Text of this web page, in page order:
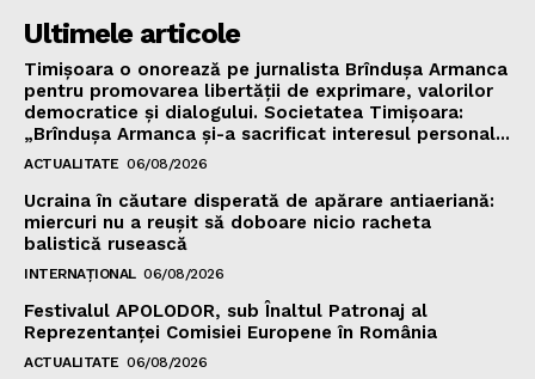
Ultimele articole
Timișoara o onorează pe jurnalista Brîndușa Armanca
pentru promovarea libertății de exprimare, valorilor
democratice și dialogului. Societatea Timișoara:
„Brîndușa Armanca și-a sacrificat interesul personal...
ACTUALITATE 06/08/2026
Ucraina în căutare disperată de apărare antiaeriană:
miercuri nu a reușit să doboare nicio racheta
balistică rusească
INTERNAȚIONAL 06/08/2026
Festivalul APOLODOR, sub Înaltul Patronaj al
Reprezentanței Comisiei Europene în România
ACTUALITATE 06/08/2026